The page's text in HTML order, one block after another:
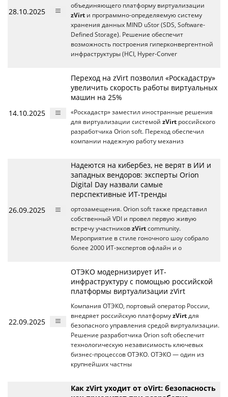
28.10.2025
объединяющего платформу виртуализации
zVirt и программно-определяемую систему
хранения данных MIND uStor (SDS, Software-
Defined Storage). Решение обеспечит
возможность построения гиперконвергентной
инфраструктуры (HCI, Hyper-Conver
14.10.2025
Переход на zVirt позволил «Роскадастру»
увеличить скорость работы виртуальных
машин на 25%
«Роскадастр» заместил иностранные решения
для виртуализации системой zVirt российского
разработчика Orion soft. Переход обеспечил
компании надежную работу механиз
26.09.2025
Надеются на кибербез, не верят в ИИ и
западных вендоров: эксперты Orion
Digital Day назвали самые
перспективные ИТ-тренды
ортозамещения. Orion soft также представил
собственный VDI и провел первую живую
встречу участников zVirt community.
Мероприятие в стиле гоночного шоу собрало
более 2000 ИТ-экспертов офлайн и о
22.09.2025
ОТЭКО модернизирует ИТ-
инфраструктуру с помощью российской
платформы виртуализации zVirt
Компания ОТЭКО, портовый оператор России,
внедряет российскую платформу zVirt для
безопасного управления средой виртуализации.
Решение разработчика Orion soft обеспечит
технологическую независимость ключевых
бизнес-процессов ОТЭКО. ОТЭКО — один из
крупнейших частны
Как zVirt уходит от oVirt: безопасность